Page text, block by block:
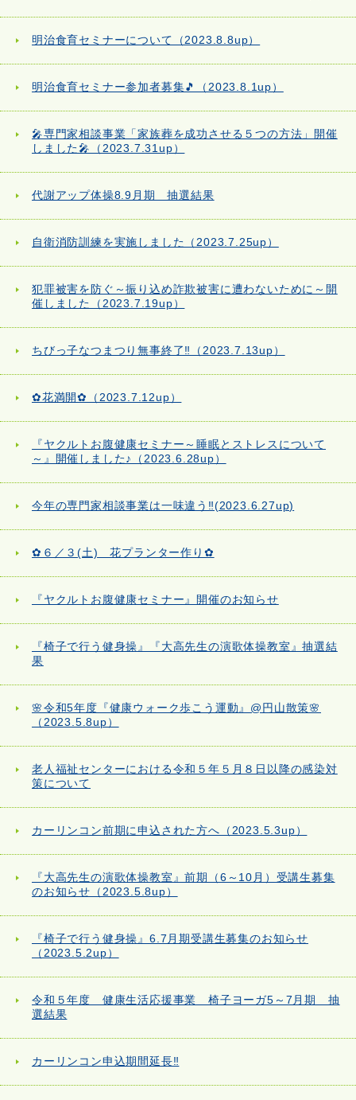
明治食育セミナーについて（2023.8.8up）
明治食育セミナー参加者募集🎵（2023.8.1up）
🎤専門家相談事業「家族葬を成功させる５つの方法」開催
しました🎤（2023.7.31up）
代謝アップ体操8.9月期 抽選結果
自衛消防訓練を実施しました（2023.7.25up）
犯罪被害を防ぐ～振り込め詐欺被害に遭わないために～開
催しました（2023.7.19up）
ちびっ子なつまつり無事終了‼（2023.7.13up）
✿花満開✿（2023.7.12up）
『ヤクルトお腹健康セミナー～睡眠とストレスについて
～』開催しました♪（2023.6.28up）
今年の専門家相談事業は一味違う‼(2023.6.27up)
✿６／３(土) 花プランター作り✿
『ヤクルトお腹健康セミナー』開催のお知らせ
『椅子で行う健身操』『大高先生の演歌体操教室』抽選結
果
🌸令和5年度『健康ウォーク歩こう運動』@円山散策🌸
（2023.5.8up）
老人福祉センターにおける令和５年５月８日以降の感染対
策について
カーリンコン前期に申込された方へ（2023.5.3up）
『大高先生の演歌体操教室』前期（6～10月）受講生募集
のお知らせ（2023.5.8up）
『椅子で行う健身操』6.7月期受講生募集のお知らせ
（2023.5.2up）
令和５年度 健康生活応援事業 椅子ヨーガ5～7月期 抽
選結果
カーリンコン申込期間延長‼